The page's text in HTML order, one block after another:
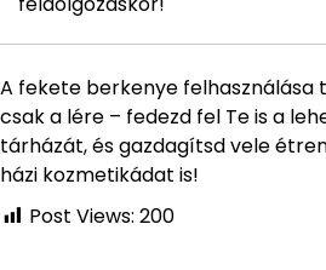
A fekete berkenye
csak a lére – fedezd fel Te is a
tárházát, és gazdagítsd vele
házi kozmetikádat is!
Post Views: 200